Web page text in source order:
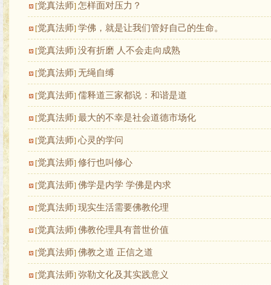
[觉真法师] 怎样面对压力？
[觉真法师] 学佛，就是让我们管好自己的生命。
[觉真法师] 没有折磨 人不会走向成熟
[觉真法师] 无绳自缚
[觉真法师] 儒释道三家都说：和谐是道
[觉真法师] 最大的不幸是社会道德市场化
[觉真法师] 心灵的学问
[觉真法师] 修行也叫修心
[觉真法师] 佛学是内学 学佛是内求
[觉真法师] 现实生活需要佛教伦理
[觉真法师] 佛教伦理具有普世价值
[觉真法师] 佛教之道 正信之道
[觉真法师] 弥勒文化及其实践意义